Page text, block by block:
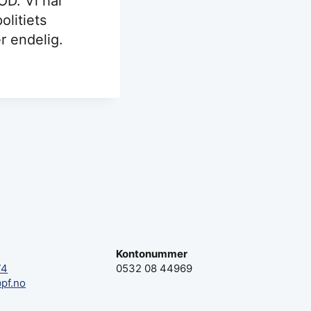
endelig.
Kontonummer
0532 08 44969